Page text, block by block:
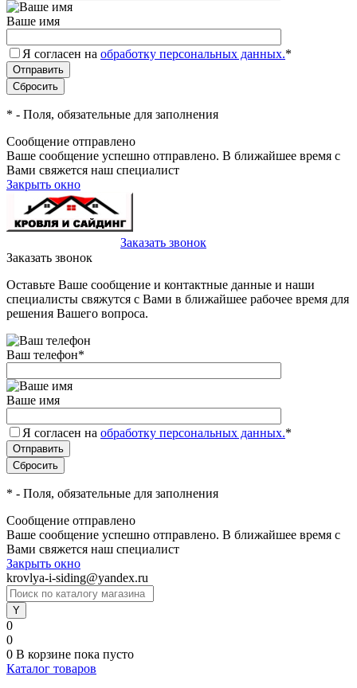
Ваше имя
Я согласен на обработку персональных данных.*
* - Поля, обязательные для заполнения
Сообщение отправлено
Ваше сообщение успешно отправлено. В ближайшее время с
Вами свяжется наш специалист
Закрыть окно
Заказать звонок
Заказать звонок
Оставьте Ваше сообщение и контактные данные и наши
специалисты свяжутся с Вами в ближайшее рабочее время для
решения Вашего вопроса.
Ваш телефон*
Ваше имя
Я согласен на обработку персональных данных.*
* - Поля, обязательные для заполнения
Сообщение отправлено
Ваше сообщение успешно отправлено. В ближайшее время с
Вами свяжется наш специалист
Закрыть окно
krovlya-i-siding@yandex.ru
0
0
0 В корзине пока пусто
Каталог товаров